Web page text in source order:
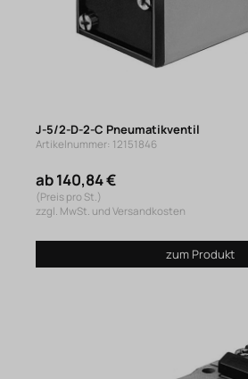
J-5/2-D-2-C Pneumatikventil
Artikelnummer: 12151846
ab 140,84 €
(Preis pro St.)
zzgl. MwSt. und Versandkosten
zum Produkt